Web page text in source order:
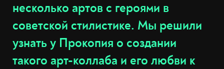
несколько артов с героями в
советской стилистике. Мы решили
узнать у Прокопия о создании
такого арт-коллаба и его любви к